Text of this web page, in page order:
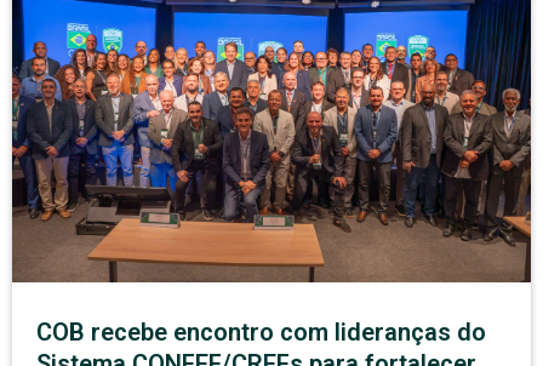
COB recebe encontro com lideranças do